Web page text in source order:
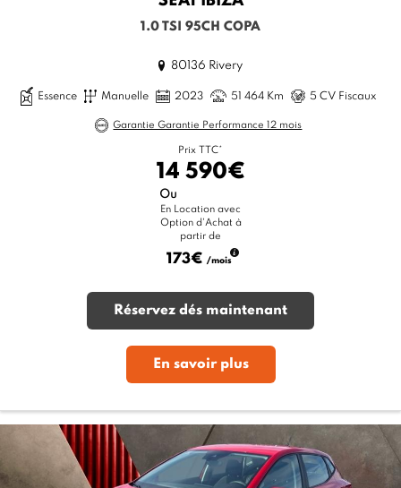
1.0 TSI 95CH COPA
80136 Rivery
Essence Manuelle 2023 51 464 Km 5 CV Fiscaux
Garantie Garantie Performance 12 mois
Prix TTC*
14 590€
Ou
En Location avec
Option d'Achat à
partir de
173€ /mois
Réservez dés maintenant
En savoir plus